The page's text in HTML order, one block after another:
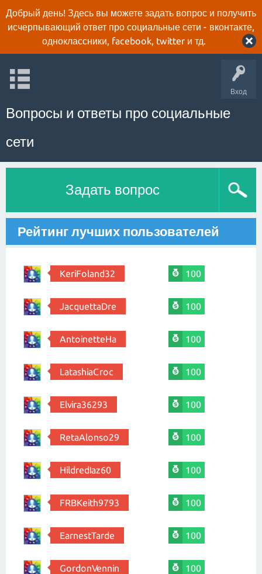
Добрый день! Здесь вы можете задать вопрос и получить
исчерпывающий ответ про социальные сети - вконтакте,
одноклассники, facebook, twitter и тд.
Вход
Вопросы и ответы про социальные
сети
Задать вопрос
Рейтинг лучших пользователей
KeriFoland32 100
JacquettaDre 100
AntoinetteHa 100
LatashiaCroc 100
Elvira36293 100
RetaAlonso29 100
HildredIaz60 100
FRBKeith9793 100
EarnestTarde 100
GordonVennin 100